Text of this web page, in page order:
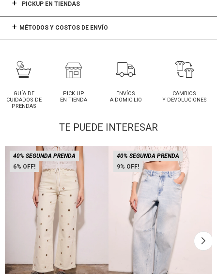
PICKUP EN TIENDAS
MÉTODOS Y COSTOS DE ENVÍO
GUÍA DE
CUIDADOS DE
PRENDAS
PICK UP
EN TIENDA
ENVÍOS
A DOMICILIO
CAMBIOS
Y DEVOLUCIONES
TE PUEDE INTERESAR
6
40% SEGUNDA PRENDA
9
40% SEGUNDA PRENDA